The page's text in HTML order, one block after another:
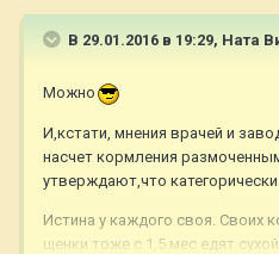
В 29.01.2016 в 19:29, Ната
Можно
И,кстати, мнения врачей и
насчет кормления
утверждают,что
Истина у каждого своя. Своих
щенки тоже с 1,5 мес едят